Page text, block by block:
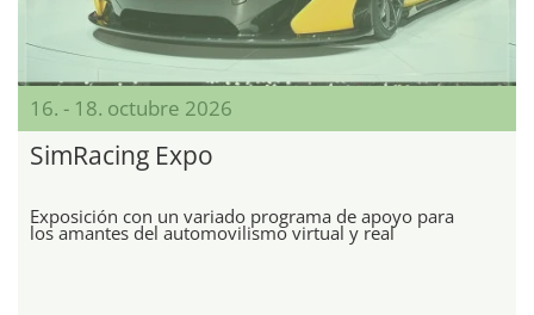
16. - 18. octubre 2026
SimRacing Expo
Exposición con un variado programa de apoyo para
los amantes del automovilismo virtual y real